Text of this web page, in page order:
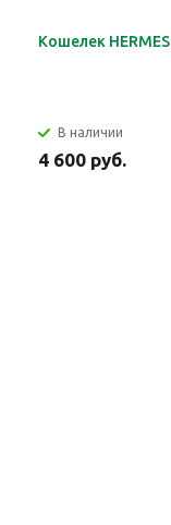
Кошелек HERMES
В наличии
4 600 руб.